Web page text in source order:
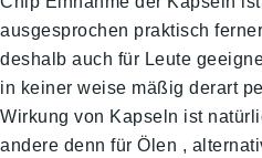
ausgesprochen praktisch
deshalb auch für Leute
in keiner weise mäßig derart
Wirkung von Kapseln ist
andere denn für Ölen ,